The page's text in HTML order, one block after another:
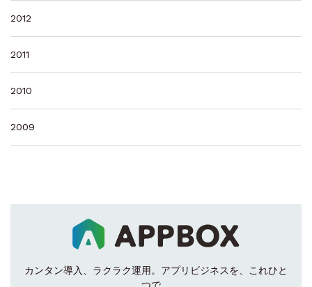
2012
2011
2010
2009
カンタン導入、ラクラク運用。 アプリビジネスを、これひと